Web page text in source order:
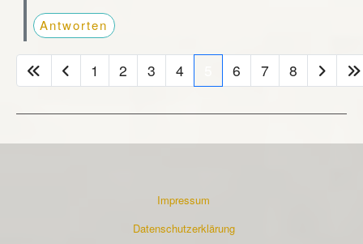
Antworten
1 2 3 4 6 7 8
Impressum
Datenschutzerklärung